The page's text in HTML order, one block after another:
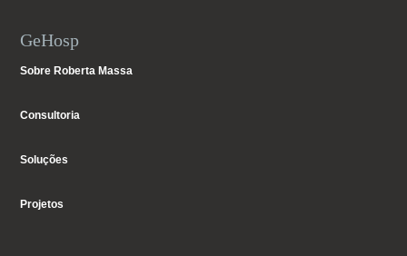
GeHosp
Sobre Roberta Massa
Consultoria
Soluções
Projetos